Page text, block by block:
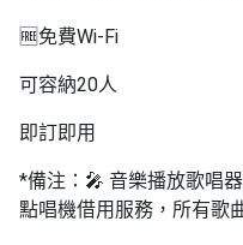
🆓免費Wi-Fi
可容納20人
即訂即用
*備注：🎤 音樂播放歌唱
點唱機借用服務，所有歌